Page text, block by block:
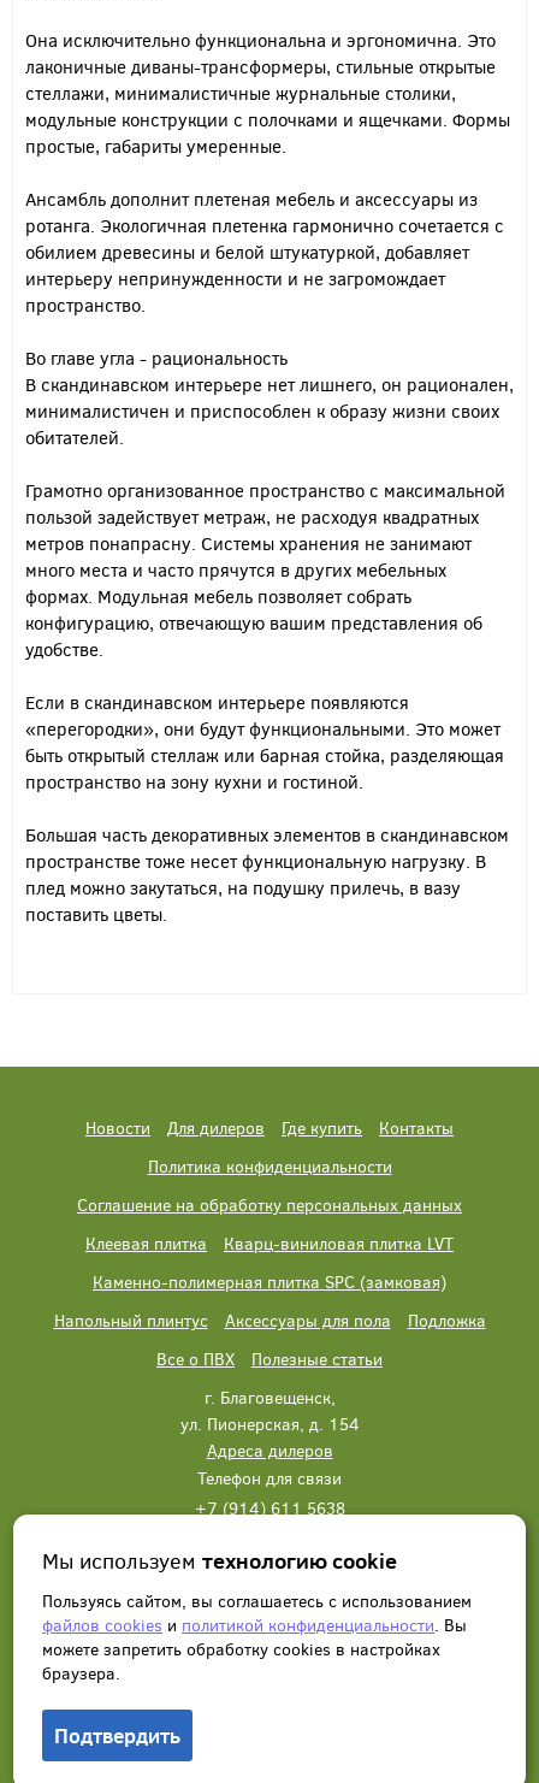
Она исключительно функциональна и эргономична. Это
лаконичные диваны-трансформеры, стильные открытые
стеллажи, минималистичные журнальные столики,
модульные конструкции с полочками и ящечками. Формы
простые, габариты умеренные.
Ансамбль дополнит плетеная мебель и аксессуары из
ротанга. Экологичная плетенка гармонично сочетается с
обилием древесины и белой штукатуркой, добавляет
интерьеру непринужденности и не загромождает
пространство.
Во главе угла - рациональность
В скандинавском интерьере нет лишнего, он рационален,
минималистичен и приспособлен к образу жизни своих
обитателей.
Грамотно организованное пространство с максимальной
пользой задействует метраж, не расходуя квадратных
метров понапрасну. Системы хранения не занимают
много места и часто прячутся в других мебельных
формах. Модульная мебель позволяет собрать
конфигурацию, отвечающую вашим представления об
удобстве.
Если в скандинавском интерьере появляются
«перегородки», они будут функциональными. Это может
быть открытый стеллаж или барная стойка, разделяющая
пространство на зону кухни и гостиной.
Большая часть декоративных элементов в скандинавском
пространстве тоже несет функциональную нагрузку. В
плед можно закутаться, на подушку прилечь, в вазу
поставить цветы.
Новости Для дилеров Где купить
Контакты
Политика конфиденциальности
Соглашение на обработку персональных данных
Клеевая плитка
Кварц-виниловая плитка LVT
Каменно-полимерная плитка SPC (замковая)
Напольный плинтус
Аксессуары для пола
Подложка
Все о ПВХ
Полезные статьи
г. Благовещенск,
ул. Пионерская, д. 154
Адреса дилеров
Телефон для связи
+7 (914) 611 5638
Написать нам Заказать звонок
Мы используемтехнологию cookie
Пользуясь сайтом, вы соглашаетесь с использованием
файлов cookies и политикой конфиденциальности. Вы
можете запретить обработку сookies в настройках
браузера.
Подтвердить